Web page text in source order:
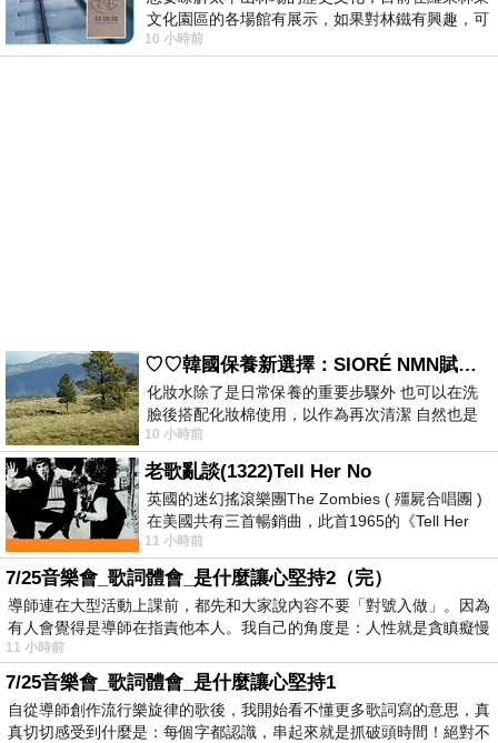
文化園區的各場館有展示，如果對林鐵有興趣，可
以到林鐵館。 這裡展示從山下
10 小時前
♡♡韓國保養新選擇：SIORÉ NMN賦活泡泡化妝水♡♡
化妝水除了是日常保養的重要步驟外 也可以在洗
臉後搭配化妝棉使用，以作為再次清潔 自然也是
我的保養必備品項 不過，我對於化妝
10 小時前
老歌亂談(1322)Tell Her No
英國的迷幻搖滾樂團The Zombies ( 殭屍合唱團 )
在美國共有三首暢銷曲，此首1965的《Tell Her
No》即為其中之一，在告示牌百大單曲
11 小時前
7/25音樂會_歌詞體會_是什麼讓心堅持2（完）
導師連在大型活動上課前，都先和大家說內容不要「對號入做」。因為
有人會覺得是導師在指責他本人。我自己的角度是：人性就是貪瞋癡慢
11 小時前
7/25音樂會_歌詞體會_是什麼讓心堅持1
自從導師創作流行樂旋律的歌後，我開始看不懂更多歌詞寫的意思，真
真切切感受到什麼是：每個字都認識，串起來就是抓破頭時間！絕對不